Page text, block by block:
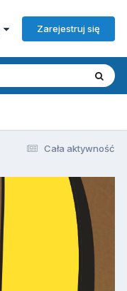
Zarejestruj się
Cała aktywność